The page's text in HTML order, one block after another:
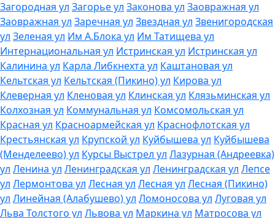
Загородная ул Загорье ул Законова ул Заовражная ул
Заовражная ул Заречная ул Звездная ул Звенигородская
ул Зеленая ул Им А.Блока ул Им Татищева ул
Интернациональная ул Истринская ул Истринская ул
Калинина ул Карла Либкнехта ул Каштановая ул
Кельтская ул Кельтская (Пикино) ул Кирова ул
Клеверная ул Кленовая ул Клинская ул Клязьминская ул
Колхозная ул Коммунальная ул Комсомольская ул
Красная ул Красноармейская ул Краснофлотская ул
Крестьянская ул Крупской ул Куйбышева ул Куйбышева
(Менделеево) ул Курсы Выстрел ул Лазурная (Андреевка)
ул Ленина ул Ленинградская ул Ленинградская ул Лепсе
ул Лермонтова ул Лесная ул Лесная ул Лесная (Пикино)
ул Линейная (Алабушево) ул Ломоносова ул Луговая ул
Льва Толстого ул Львова ул Маркина ул Матросова ул